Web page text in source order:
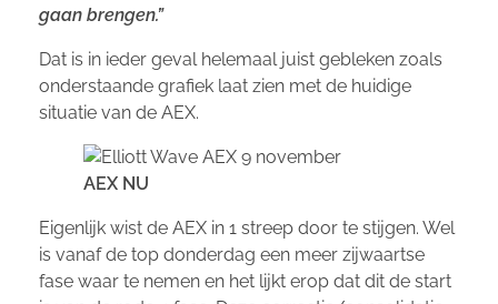
gaan brengen.”
Dat is in ieder geval helemaal juist gebleken zoals
onderstaande grafiek laat zien met de huidige
situatie van de AEX.
AEX NU
Eigenlijk wist de AEX in 1 streep door te stijgen. Wel
is vanaf de top donderdag een meer zijwaartse
fase waar te nemen en het lijkt erop dat dit de start